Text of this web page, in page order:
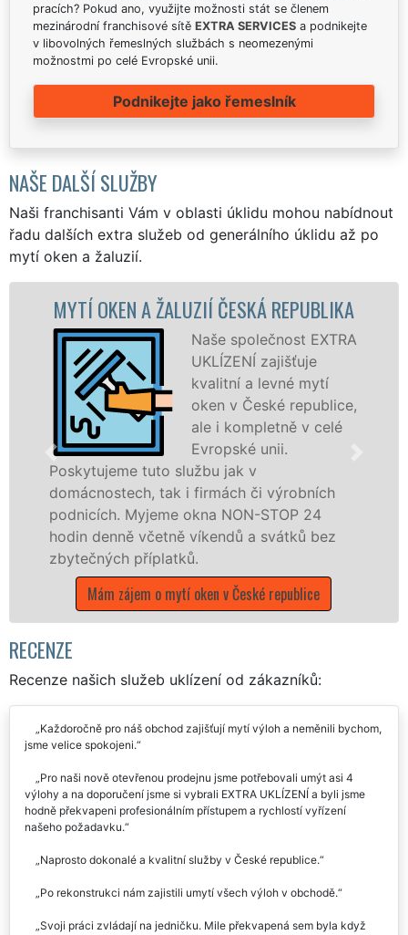
pracích? Pokud ano, využijte možnosti stát se členem
mezinárodní franchisové sítě EXTRA SERVICES a podnikejte
v libovolných řemeslných službách s neomezenými
možnostmi po celé Evropské unii.
Podnikejte jako řemeslník
NAŠE DALŠÍ SLUŽBY
Naši franchisanti Vám v oblasti úklidu mohou nabídnout
řadu dalších extra služeb od generálního úklidu až po
mytí oken a žaluzií.
ČESKÁ REPUBLIKA
Naše společnost EXTRA
UKLÍZENÍ zajišťuje
kvalitní a levné mytí
oken v České republice,
ale i kompletně v celé
Evropské unii.
službu jak v
i firmách či výrobních
okna NON-STOP 24
víkendů a svátků bez
mytí oken v České republice
MYTÍ
dřevěná okna a
kompletní a
Evropské unii
víkendech a
Mám zájem o mytí
RECENZE
Recenze našich služeb uklízení od zákazníků:
Každoročně pro náš obchod zajišťují mytí výloh a neměnili bychom,
jsme velice spokojeni.
Pro naši nově otevřenou prodejnu jsme potřebovali umýt asi 4
hodně překvapeni profesionálním přístupem a rychlostí vyřízení